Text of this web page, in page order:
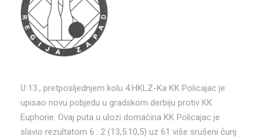
U 13., pretposljednjem kolu 4.HKLZ-Ka KK Policajac je
upisao novu pobjedu u gradskom derbiju protiv KK
Euphorie. Ovaj puta u ulozi domaćina KK Policajac je
slavio rezultatom 6 : 2 (13,5:10,5) uz 61 više srušeni čunj